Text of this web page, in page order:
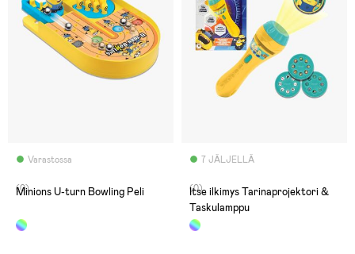
Varastossa
(0)
Minions U-turn Bowling Peli
7 JÄLJELLÄ
(0)
Itse ilkimys Tarinaprojektori &
Taskulamppu